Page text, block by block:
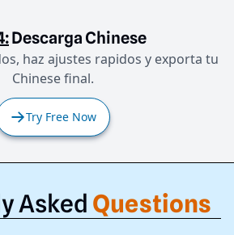
Descarga Chinese
haz ajustes rapidos y exporta tu
Chinese final.
Try Free Now
Asked Questions